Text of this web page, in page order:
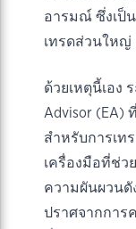
อารมณ์ ซึ่งเป็
เทรดส่วนใหญ่
ด้วยเหตุนี้เอง
Advisor (EA)
สำหรับการเท
เครื่องมือที่ช่ว
ความผันผวนดั
ปราศจากการ